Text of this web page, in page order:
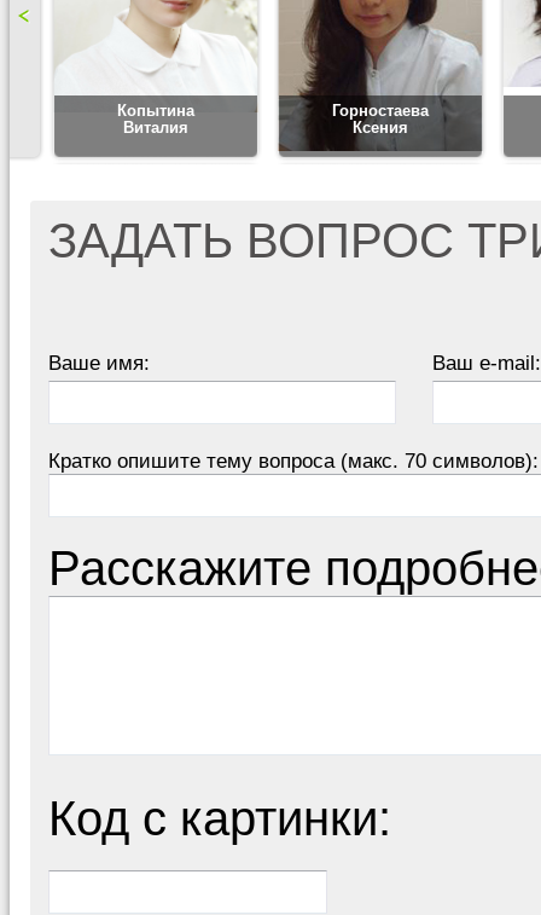
Копытина
Виталия
Горностаева
Ксения
ЗАДАТЬ ВОПРОС
Ваше имя: Ваш e-mail:
Кратко опишите тему вопроса (макс. 70 символов):
Расскажите
Код с картинки: